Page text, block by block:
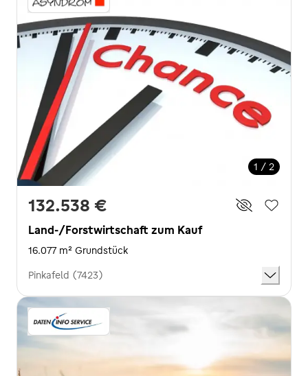
1 / 2
132.538 €
Land-/Forstwirtschaft zum Kauf
16.077 m² Grundstück
Pinkafeld (7423)